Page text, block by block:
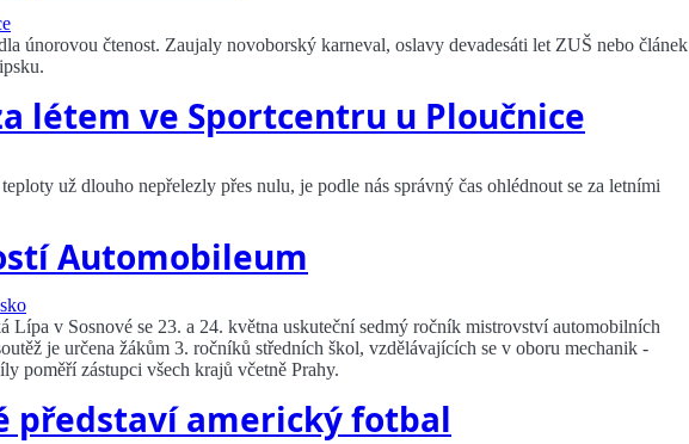
únorovou čtenost. Zaujaly novoborský karneval, oslavy devadesáti let ZUŠ nebo článek
létem ve Sportcentru u Ploučnice
už dlouho nepřelezly přes nulu, je podle nás správný čas ohlédnout se za letními
Automobileum
Lípa v Sosnové se 23. a 24. května uskuteční sedmý ročník mistrovství automobilních
je určena žákům 3. ročníků středních škol, vzdělávajících se v oboru mechanik -
poměří zástupci všech krajů včetně Prahy.
představí americký fotbal